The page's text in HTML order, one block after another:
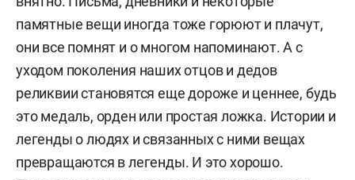
памятные вещи иногда тоже горюют и плачут,
они все помнят и о многом напоминают. А с
уходом поколения наших отцов и дедов
реликвии становятся еще дороже и ценнее, будь
это медаль, орден или простая ложка. Истории и
легенды о людях и связанных с ними вещах
превращаются в легенды. И это хорошо.